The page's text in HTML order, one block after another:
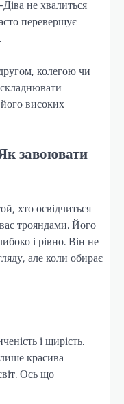
не хвалиться
перевершує
колегою чи
високих
завоювати
хто освідчиться
трояндами. Його
і рівно. Він не
але коли обирає
і щирість.
красива
Ось що